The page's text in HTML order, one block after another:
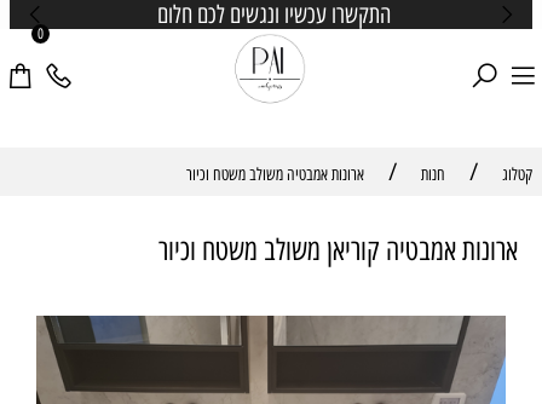
התקשרו עכשיו ונגשים לכם חלום
0
קטלוג / חנות / ארונות אמבטיה משולב משטח וכיור
ארונות אמבטיה קוריאן משולב משטח וכיור